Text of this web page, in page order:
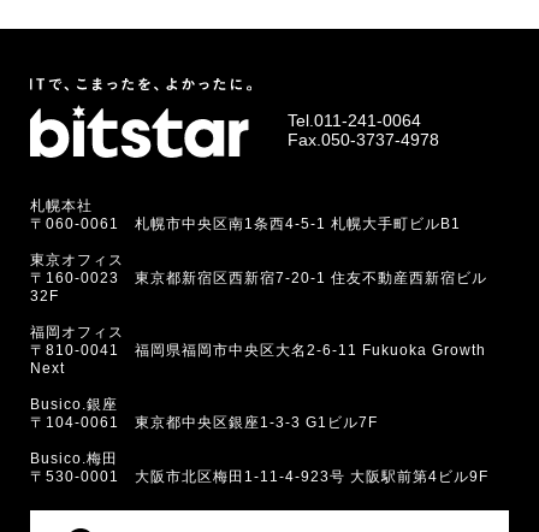
Tel. 011-241-0064
Fax.050-3737-4978
札幌本社
〒060-0061 札幌市中央区南1条西4-5-1 札幌大手町ビルB1
東京オフィス
〒160-0023 東京都新宿区西新宿7-20-1 住友不動産西新宿ビル
32F
福岡オフィス
〒810-0041 福岡県福岡市中央区大名2-6-11 Fukuoka Growth
Next
Busico.銀座
〒104-0061 東京都中央区銀座1-3-3 G1ビル7F
Busico.梅田
〒530-0001 大阪市北区梅田1-11-4-923号 大阪駅前第4ビル9F